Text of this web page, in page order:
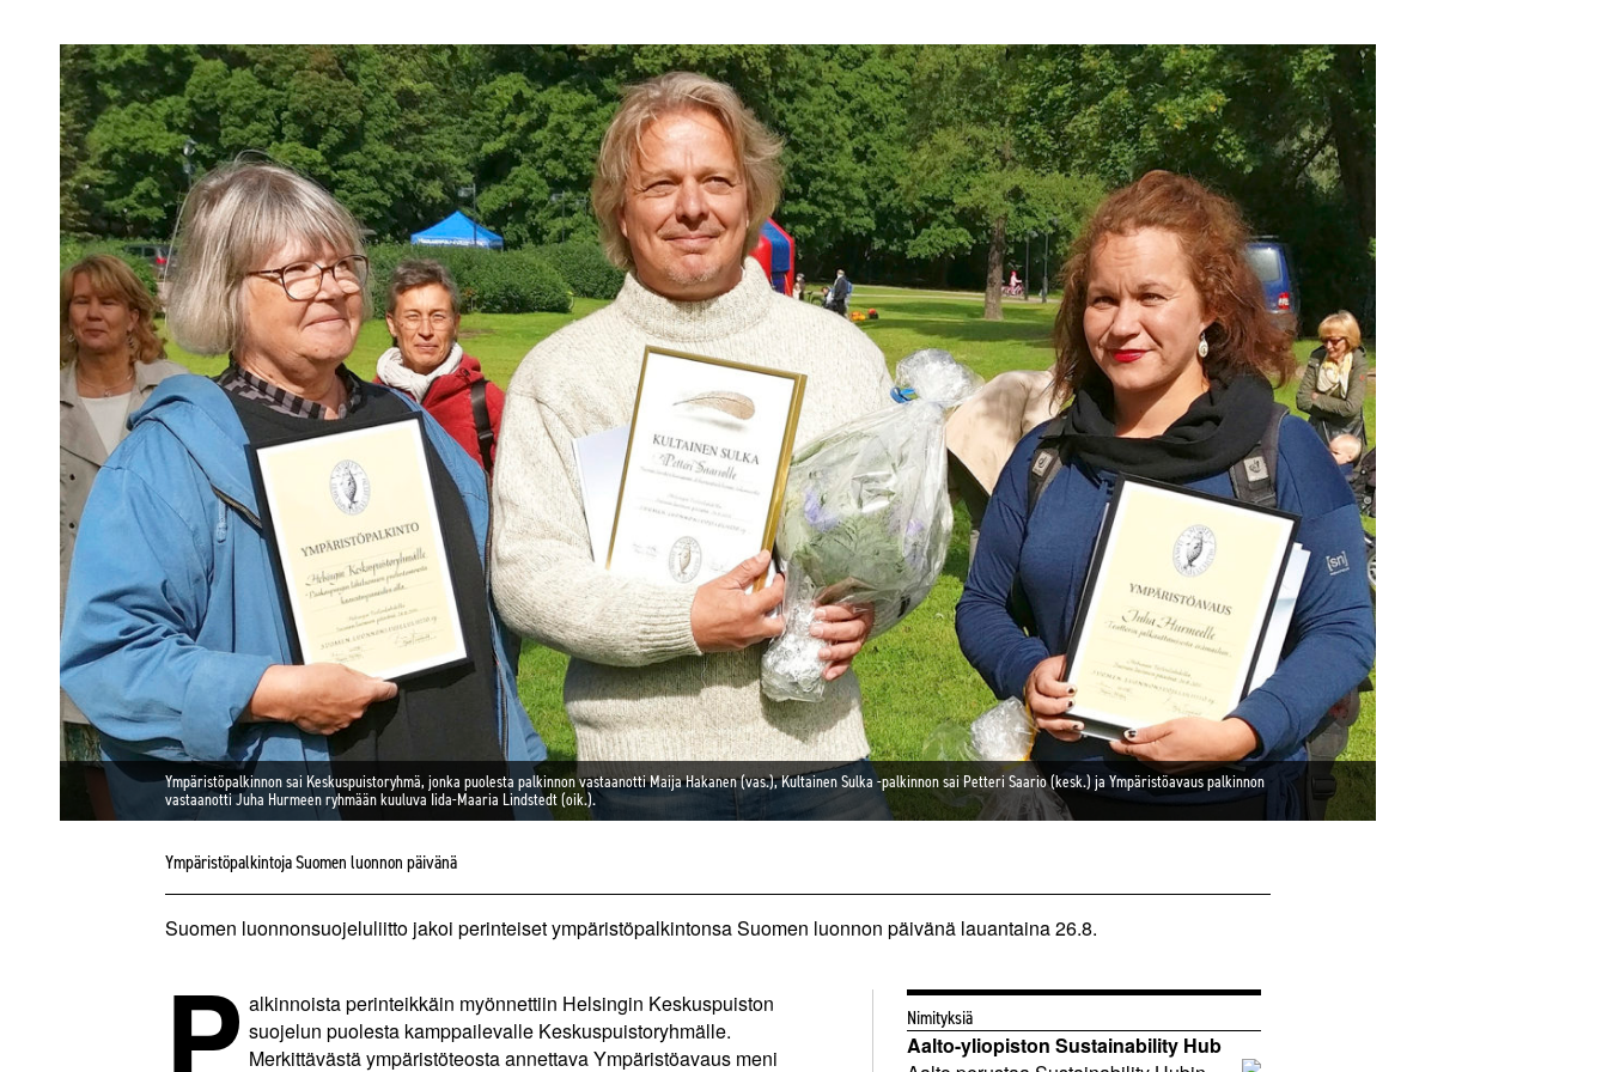
Ympäristöpalkinnon sai Keskuspuistoryhmä, jonka puolesta palkinnon vastaanotti Maija Hakanen (vas.), Kultainen Sulka -palkinnon sai Petteri Saario (kesk.) ja Ympäristöavaus palkinnon
vastaanotti Juha Hurmeen ryhmään kuuluva Iida-Maaria Lindstedt (oik.).
Ympäristöpalkintoja Suomen luonnon päivänä
Suomen luonnonsuojeluliitto jakoi perinteiset ympäristö­palkintonsa Suomen luonnon päivänä lauantaina 26.8.
P alkinnoista perinteikkäin myönnettiin Helsingin Keskuspuiston
suojelun puolesta kamppailevalle Keskuspuistoryhmälle.
Merkittävästä ympäristöteosta annettava Ympäristöavaus meni
Nimityksiä
Aalto-yliopiston Sustainability Hub